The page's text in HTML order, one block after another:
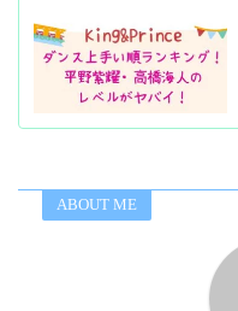
ABOUT ME